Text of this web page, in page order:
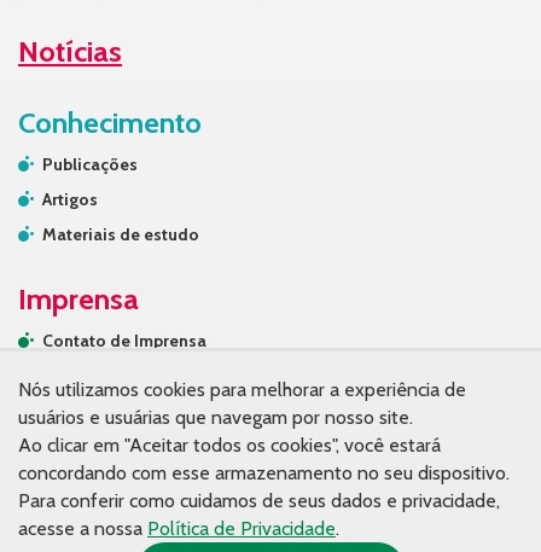
Notícias
Conhecimento
Publicações
Artigos
Materiais de estudo
Imprensa
Contato de Imprensa
Na mídia
Contato
Nós utilizamos cookies para melhorar a experiência de
usuários e usuárias que navegam por nosso site.
Ao clicar em "Aceitar todos os cookies", você estará
concordando com esse armazenamento no seu dispositivo.
Para conferir como cuidamos de seus dados e privacidade,
acesse a nossa Política de Privacidade.